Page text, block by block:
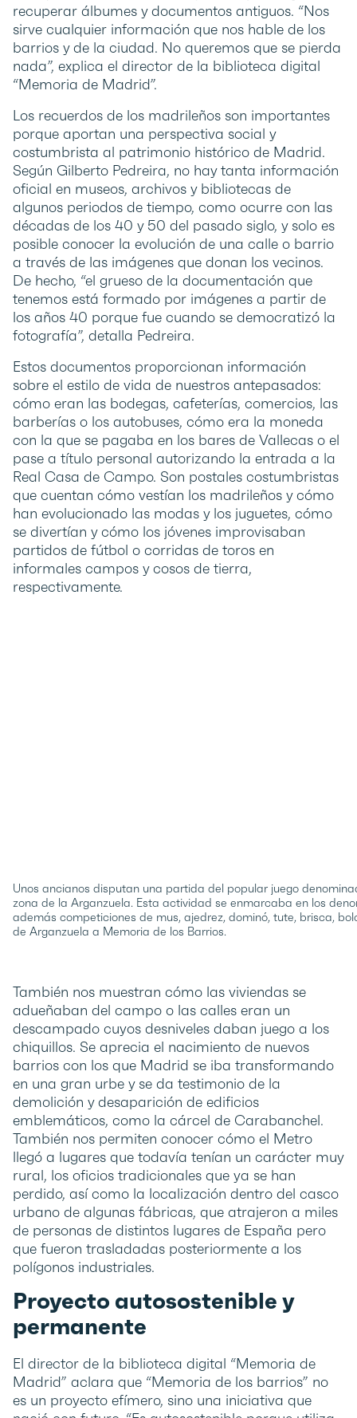
recuperar álbumes y documentos antiguos. “Nos
sirve cualquier información que nos hable de los
barrios y de la ciudad. No queremos que se pierda
nada”, explica el director de la biblioteca digital
“Memoria de Madrid”.
Los recuerdos de los madrileños son importantes
porque aportan una perspectiva social y
costumbrista al patrimonio histórico de Madrid.
Según Gilberto Pedreira, no hay tanta información
oficial en museos, archivos y bibliotecas de
algunos periodos de tiempo, como ocurre con las
décadas de los 40 y 50 del pasado siglo, y solo es
posible conocer la evolución de una calle o barrio
a través de las imágenes que donan los vecinos.
De hecho, “el grueso de la documentación que
tenemos está formado por imágenes a partir de
los años 40 porque fue cuando se democratizó la
fotografía”, detalla Pedreira.
Estos documentos proporcionan información
sobre el estilo de vida de nuestros antepasados:
cómo eran las bodegas, cafeterías, comercios, las
barberías o los autobuses, cómo era la moneda
con la que se pagaba en los bares de Vallecas o el
pase a título personal autorizando la entrada a la
Real Casa de Campo. Son postales costumbristas
que cuentan cómo vestían los madrileños y cómo
han evolucionado las modas y los juguetes, cómo
se divertían y cómo los jóvenes improvisaban
partidos de fútbol o corridas de toros en
informales campos y cosos de tierra,
respectivamente.
Unos ancianos disputan una partida del popular juego
zona de la Arganzuela. Esta actividad se enmarcaba en los
además competiciones de mus, ajedrez, dominó, tute, brisca,
de Arganzuela a Memoria de los Barrios.
También nos muestran cómo las viviendas se
adueñaban del campo o las calles eran un
descampado cuyos desniveles daban juego a los
chiquillos. Se aprecia el nacimiento de nuevos
barrios con los que Madrid se iba transformando
en una gran urbe y se da testimonio de la
demolición y desaparición de edificios
emblemáticos, como la cárcel de Carabanchel.
También nos permiten conocer cómo el Metro
llegó a lugares que todavía tenían un carácter muy
rural, los oficios tradicionales que ya se han
perdido, así como la localización dentro del casco
urbano de algunas fábricas, que atrajeron a miles
de personas de distintos lugares de España pero
que fueron trasladadas posteriormente a los
polígonos industriales.
Proyecto autosostenible y
permanente
El director de la biblioteca digital “Memoria de
Madrid” aclara que “Memoria de los barrios” no
es un proyecto efímero, sino una iniciativa que